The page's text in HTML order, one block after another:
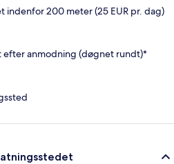
indenfor 200 meter (25 EUR pr. dag)
efter anmodning (døgnet rundt)*